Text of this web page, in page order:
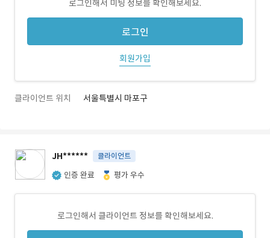
로그인해서 미팅 정보를 확인해보세요.
로그인
회원가입
클라이언트 위치 서울특별시 마포구
JH****** 클라이언트
인증 완료 평가 우수
로그인해서 클라이언트 정보를 확인해보세요.